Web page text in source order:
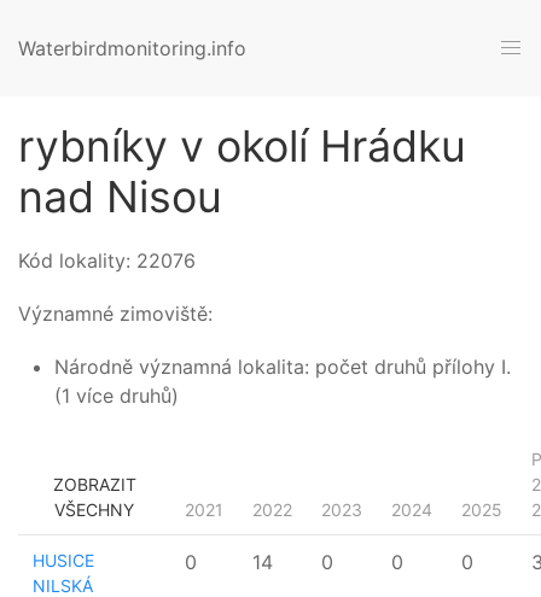
Waterbirdmonitoring.info
rybníky v okolí Hrádku
nad Nisou
Kód lokality: 22076
Významné zimoviště:
Národně významná lokalita: počet druhů přílohy I.
(1 více druhů)
ZOBRAZIT
VŠECHNY
2021 2022 2023 2024 2025
HUSICE
NILSKÁ
0 14 0 0 0